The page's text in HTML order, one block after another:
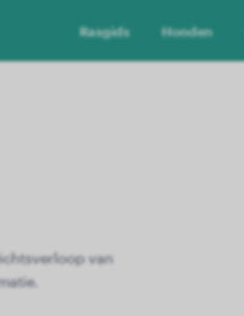
Rasgids Honden
van